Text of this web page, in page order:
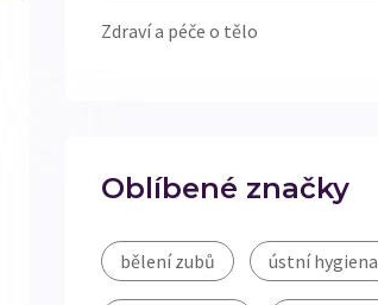
Zdraví a péče o tělo
Oblíbené značky
bělení zubů ústní hygiena